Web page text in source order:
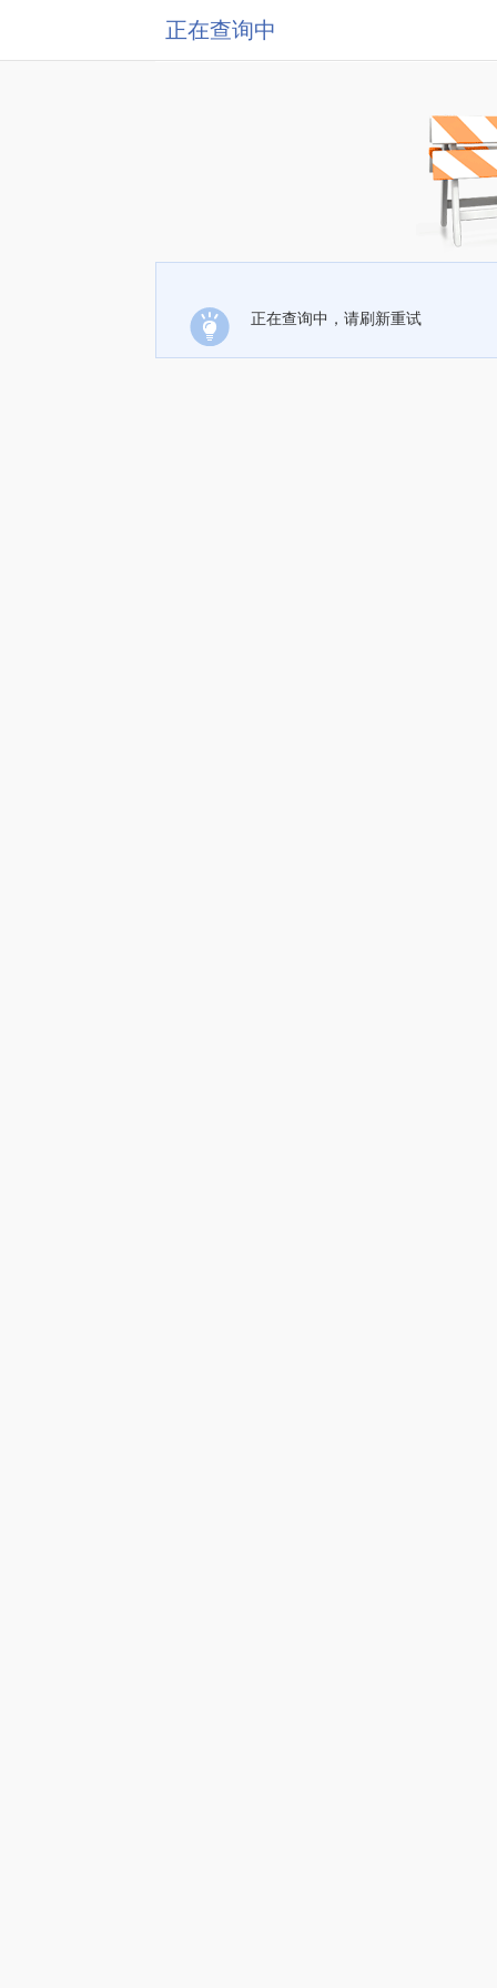
正在查询中
正在查询中，请刷新重试